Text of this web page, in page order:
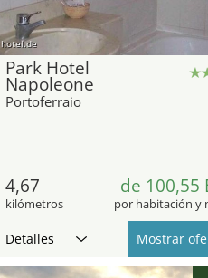
hotel.de
Park Hotel
Napoleone
Portoferraio
4,67
kilómetros
de 100,55
por habitación y
Detalles Mostrar